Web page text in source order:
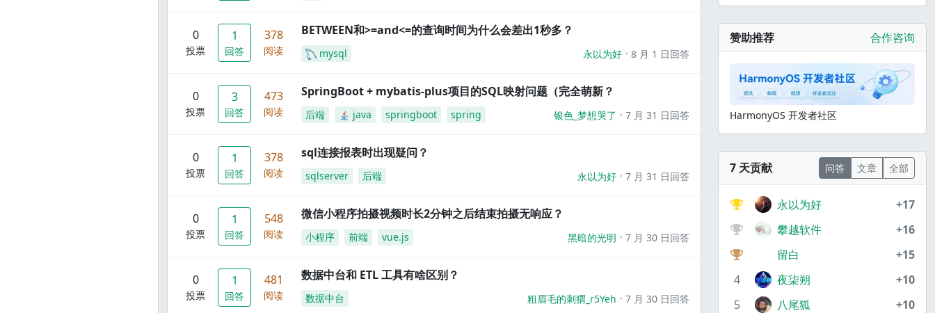
0
投票
1
回答
378
阅读
BETWEEN和>=and<=的查询时间为什么会差出1秒多？
mysql 永以为好 8 月 1 日回答
0
投票
3
回答
473
阅读
SpringBoot + mybatis-plus项目的SQL映射问题（完全萌新？
后端 java springboot spring 银色_梦想哭了 7 月 31 日回答
0
投票
1
回答
378
阅读
sql连接报表时出现疑问？
sqlserver 后端 永以为好 7 月 31 日回答
0
投票
1
回答
548
阅读
微信小程序拍摄视频时长2分钟之后结束拍摄无响应？
小程序 前端 vue.js 黑暗的光明 7 月 30 日回答
0
投票
1
回答
481
阅读
数据中台和 ETL 工具有啥区别？
数据中台 粗眉毛的刺猬_r5Yeh 7 月 30 日回答
赞助推荐 合作咨询
HarmonyOS 开发者社区
7 天贡献 问答 文章 全部
永以为好
+17
攀越软件
+16
留白
+15
4
夜柒朔
+10
5
八尾狐
+10